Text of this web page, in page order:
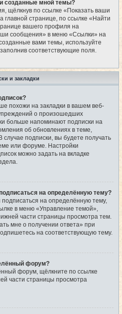
созданные мной темы?
щёлкнув по ссылке «Показать ваши
странице, по ссылке «Найти
вашего профиля на
сообщения» в меню «Ссылки» на
вами темы, используйте
соответствующие поля.
и закладки
похожи на закладки в вашем веб-
о произошедших
больше напоминают подписки на
об обновлениях в теме,
случае подписки, вы будете получать
или форуме. Настройки
можно задать на вкладке
на определённую тему?
на определённую тему,
в меню «Управление темой»,
части страницы просмотра тем.
мне о получении ответа» при
на соответствующую тему.
форум?
форум, щёлкните по ссылке
части страницы просмотра